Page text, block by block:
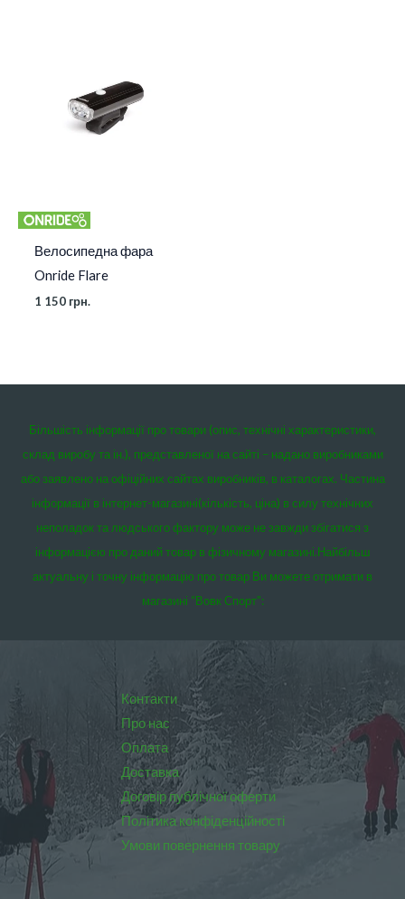
Велосипедна фара
Onride Flare
1 150 грн.
Більшість інформації про товари (опис, технічні характеристики,
склад виробу та ін.), представленої на сайті – надано виробниками
або заявлено на офіційних сайтах виробників, в каталогах. Частина
інформації в інтернет-магазині(кількість, ціна) в силу технічних
неполадок та людського фактору може не завжди збігатися з
інформацією про даний товар в фізичному магазині.Найбільш
актуальну і точну інформацію про товар Ви можете отримати в
магазині “Вовк Спорт”:
Контакти
Про нас
Оплата
Доставка
Договір публічної оферти
Політика конфіденційності
Умови повернення товару